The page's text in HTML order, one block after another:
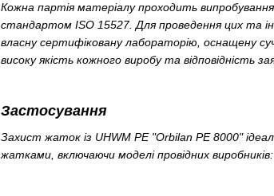
Кожна партія матеріалу проходить
стандартом ISO 15527. Для проведення цих та
власну сертифіковану лабораторію, оснащену
високу якість кожного виробу та відповідність
Застосування
Захист жаток із UHWM PE "Orbilan PE 8000"
жатками, включаючи моделі провідних